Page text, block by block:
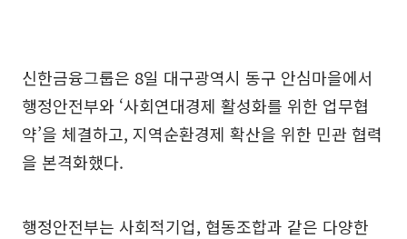
신한금융그룹은 8일 대구광역시 동구 안심마을에서
행정안전부와 ‘사회연대경제 활성화를 위한 업무협
약’을 체결하고, 지역순환경제 확산을 위한 민관 협력
을 본격화했다.
행정안전부는 사회적기업, 협동조합과 같은 다양한